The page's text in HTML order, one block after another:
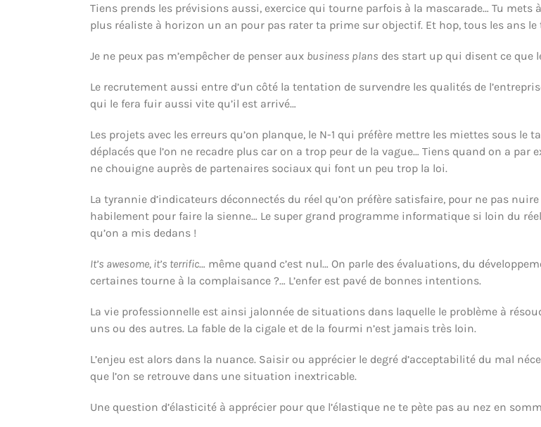
Tiens prends les prévisions aussi, exercice qui tourne parfois à la mascarade… Tu
plus réaliste à horizon un an pour pas rater ta prime sur objectif. Et hop, tous les ans le
Je ne peux pas m’empêcher de penser aux business plans des start up qui disent ce que
Le recrutement aussi entre d’un côté la tentation de survendre les qualités de
qui le fera fuir aussi vite qu’il est arrivé…
Les projets avec les erreurs qu’on planque, le N-1 qui préfère mettre les miettes sous
déplacés que l’on ne recadre plus car on a trop peur de la vague… Tiens quand on a
ne chouigne auprès de partenaires sociaux qui font un peu trop la loi.
La tyrannie d’indicateurs déconnectés du réel qu’on préfère satisfaire, pour ne pas
habilement pour faire la sienne… Le super grand programme informatique si loin du
qu’on a mis dedans !
It’s awesome, it’s terrific… même quand c’est nul… On parle des évaluations, du
certaines tourne à la complaisance ?… L’enfer est pavé de bonnes intentions.
La vie professionnelle est ainsi jalonnée de situations dans laquelle le problème à
uns ou des autres. La fable de la cigale et de la fourmi n’est jamais très loin.
L’enjeu est alors dans la nuance. Saisir ou apprécier le degré d’acceptabilité du mal
que l’on se retrouve dans une situation inextricable.
Une question d’élasticité à apprécier pour que l’élastique ne te pète pas au nez en